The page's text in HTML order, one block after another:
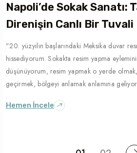
Napoli’de Sokak Sanatı:
Direnişin Canlı Bir Tuvali
"20. yüzyılın başlarındaki Meksika duvar
hissediyorum. Sokakta resim yapma
düşünüyorum, resim yapmak o yerde
geçirmek, bölgeyi anlamak anlamına
Hemen İncele